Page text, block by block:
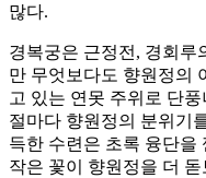
많다.
경복궁은 근정전, 경회루
만 무엇보다도 향원정의
고 있는 연못 주위로 단
절마다 향원정의 분위기
득한 수련은 초록 융단을
작은 꽃이 향원정을 더